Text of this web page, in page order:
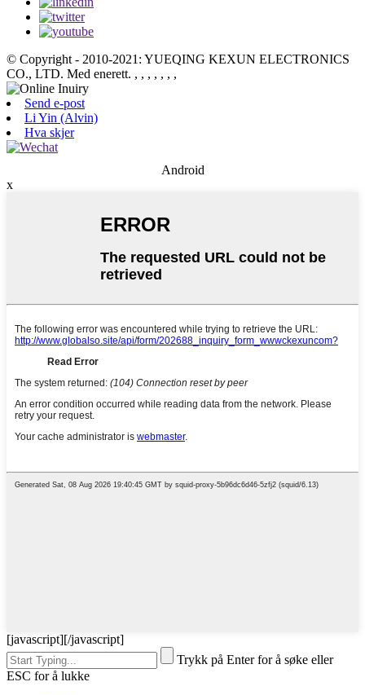
© Copyright - 2010-2021: YUEQING KEXUN ELECTRONICS
CO., LTD. Med enerett. , , , , , , ,
Send e-post
Li Yin (Alvin)
Hva skjer
Android
x
[javascript][/javascript]
Trykk på Enter for å søke eller
ESC for å lukke